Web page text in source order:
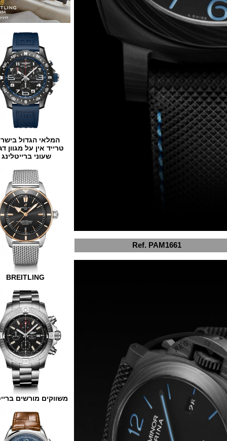
Ref. PAM1661
המלאי הגדול בישראל
טרייד אין על מגוון דגמים
שעוני ברייטלינג
BREITLING
משווקים מורשים ברייטלינג